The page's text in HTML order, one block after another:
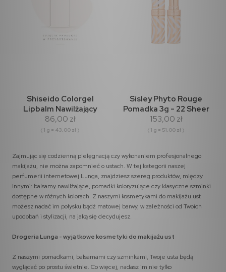
Shiseido Colorgel
Lipbalm Nawilżający
Balsam do ust 2g - 111
Bamboo
86,00 zł
( 1 g = 43,00 zł )
Sisley Phyto Rouge
Pomadka 3g - 22 Sheer
Raspberry
153,00 zł
( 1 g = 51,00 zł )
Zajmując się codzienną pielęgnacją czy wykonaniem profesjonalnego
makijażu, nie można zapomnieć o ustach. W tej kategorii naszej
perfumerii internetowej Lunga, znajdziesz szereg produktów, między
innymi: balsamy nawilżające, pomadki koloryzujące czy klasyczne szminki
dostępne w różnych kolorach. Z naszymi kosmetykami do makijażu ust
możesz nadać im połysku bądź matowej barwy, w zależności od Twoich
upodobań i stylizacji, na jaką się decydujesz.
Drogeria Lunga - wyjątkowe kosmetyki do makijażu ust
Z naszymi pomadkami, balsamami czy szminkami, Twoje usta będą
wyglądać po prostu świetnie. Co więcej, nadasz im nie tylko